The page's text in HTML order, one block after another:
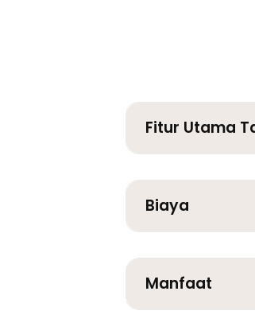
Fitur Utama
Biaya
Manfaat